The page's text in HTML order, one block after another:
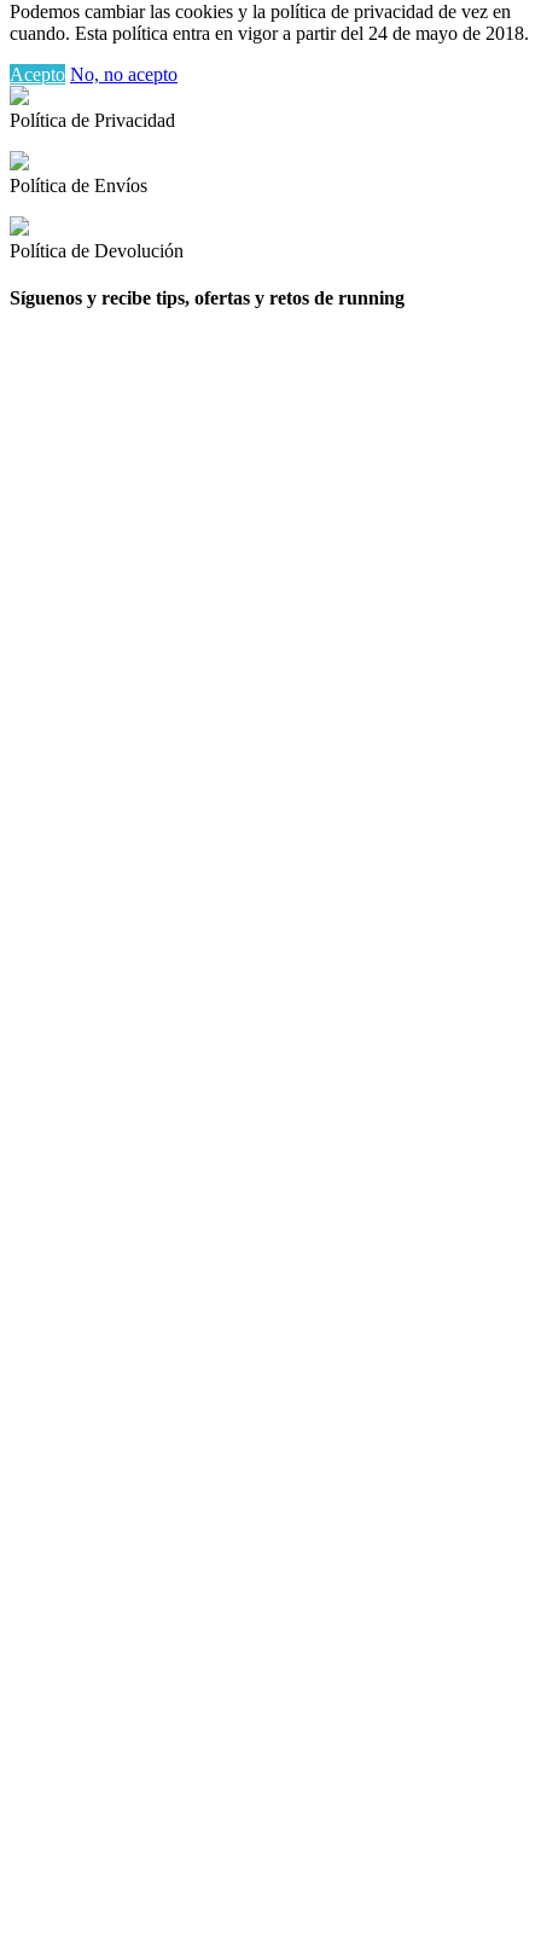
Podemos cambiar las cookies y la política de privacidad de vez en
cuando. Esta política entra en vigor a partir del 24 de mayo de 2018.
Acepto No, no acepto
Política de Privacidad
Política de Envíos
Política de Devolución
Síguenos y recibe tips, ofertas y retos de running